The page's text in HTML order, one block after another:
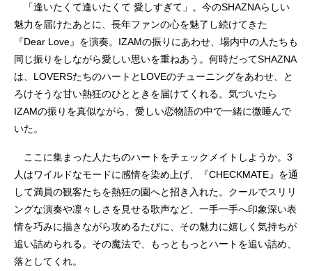
「逢いたくて逢いたくて 愛しすぎて」。今のSHAZNAらしい
魅力を届けたあとに、長年ファンの心を魅了し続けてきた
『Dear Love』を演奏。IZAMの振りにあわせ、場内中の人たちも
同じ振りをしながら愛しい思いを重ねあう。何時だってSHAZNA
は、LOVERSたちのハートとLOVEのチューニングをあわせ、と
ろけそうな甘い熱狂のひとときを届けてくれる。気づいたら
IZAMの振りを真似ながら、愛しい恋物語の中で一緒に微睡んで
いた。
ここに集まった人たちのハートをチェックメイトしようか。3
人はワイルドなモードに感情を染め上げ、『CHECKMATE』を通
して満員の観客たちを熱狂の園へと招き入れた。クールでスリリ
ングな演奏や凛々しさを見せる歌声など、一手一手へ印象深い表
情を巧みに描きながら攻めるたびに、その魅力に嬉しく気持ちが
追い詰められる。その魔法で、もっともっとハートを追い詰め、
落としてくれ。